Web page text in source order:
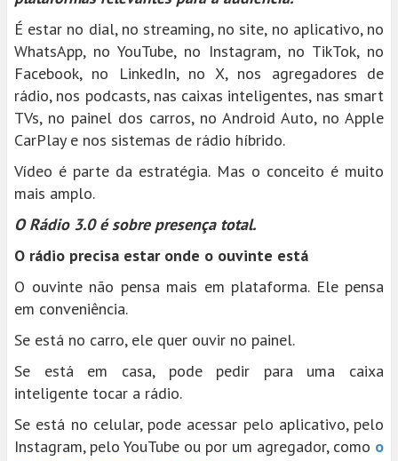
É estar no dial, no streaming, no site, no aplicativo, no
WhatsApp, no YouTube, no Instagram, no TikTok, no
Facebook, no LinkedIn, no X, nos agregadores de
rádio, nos podcasts, nas caixas inteligentes, nas smart
TVs, no painel dos carros, no Android Auto, no Apple
CarPlay e nos sistemas de rádio híbrido.
Vídeo é parte da estratégia. Mas o conceito é muito
mais amplo.
O Rádio 3.0 é sobre presença total.
O rádio precisa estar onde o ouvinte está
O ouvinte não pensa mais em plataforma. Ele pensa
em conveniência.
Se está no carro, ele quer ouvir no painel.
Se está em casa, pode pedir para uma caixa
inteligente tocar a rádio.
Se está no celular, pode acessar pelo aplicativo, pelo
Instagram, pelo YouTube ou por um agregador, como o